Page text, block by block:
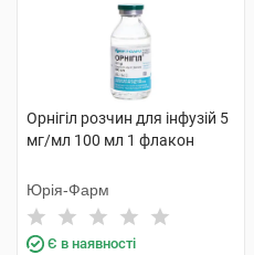
Орнігіл розчин для інфузій 5
мг/мл 100 мл 1 флакон
Юрія-Фарм
Є в наявності